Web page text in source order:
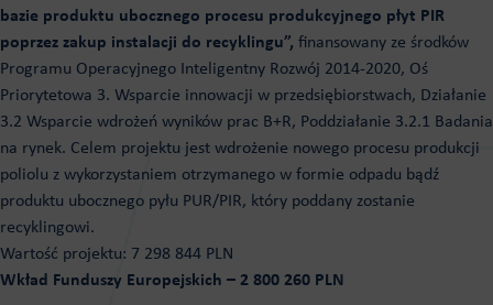
bazie produktu ubocznego procesu produkcyjnego płyt PIR
poprzez zakup instalacji do recyklingu”, finansowany ze środków
Programu Operacyjnego Inteligentny Rozwój 2014-2020, Oś
Priorytetowa 3. Wsparcie innowacji w przedsiębiorstwach, Działanie
3.2 Wsparcie wdrożeń wyników prac B+R, Poddziałanie 3.2.1 Badania
na rynek. Celem projektu jest wdrożenie nowego procesu produkcji
poliolu z wykorzystaniem otrzymanego w formie odpadu bądź
produktu ubocznego pyłu PUR/PIR, który poddany zostanie
recyklingowi.
Wartość projektu: 7 298 844 PLN
Wkład Funduszy Europejskich – 2 800 260 PLN